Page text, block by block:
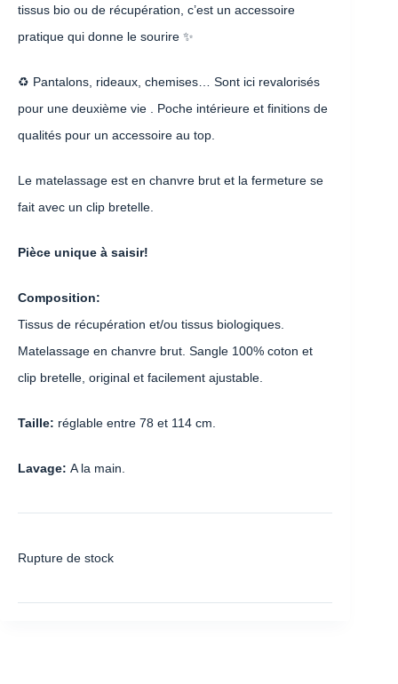
tissus bio ou de récupération, c’est un accessoire
pratique qui donne le sourire ✨
♻️ Pantalons, rideaux, chemises… Sont ici revalorisés
pour une deuxième vie . Poche intérieure et finitions de
qualités pour un accessoire au top.
Le matelassage est en chanvre brut et la fermeture se
fait avec un clip bretelle.
Pièce unique à saisir!
Composition:
Tissus de récupération et/ou tissus biologiques.
Matelassage en chanvre brut. Sangle 100% coton et
clip bretelle, original et facilement ajustable.
Taille: réglable entre 78 et 114 cm.
Lavage: A la main.
Rupture de stock